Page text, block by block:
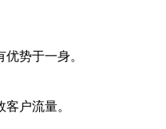
势于一身。
户流量。